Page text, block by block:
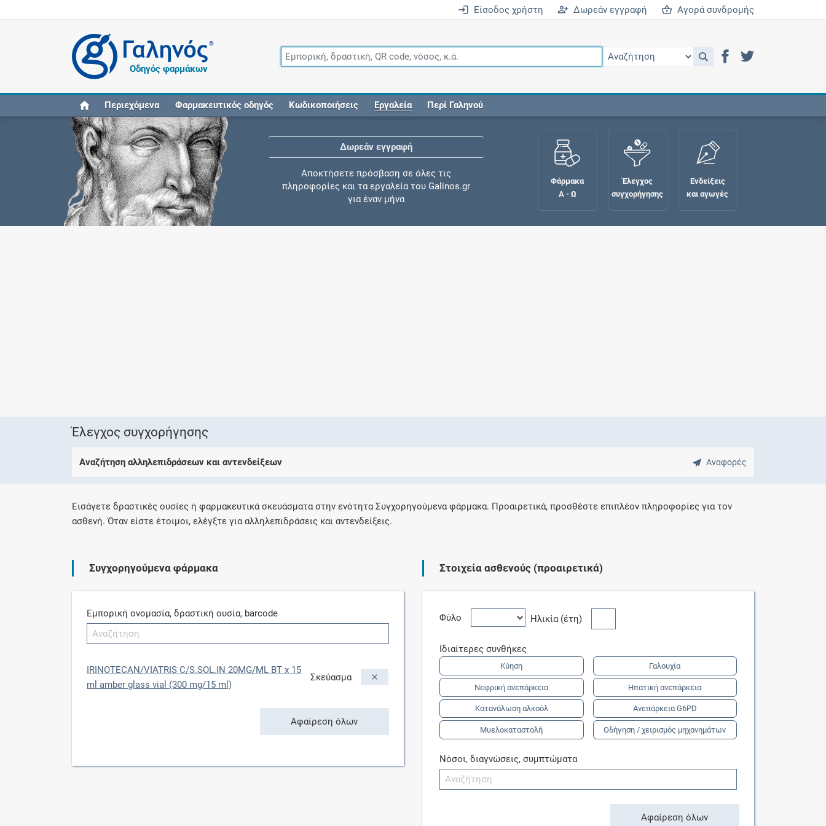
Είσοδος χρήστη Δωρεάν εγγραφή Αγορά συνδρομής
®
Οδηγός φαρμάκων
Περιεχόμενα Φαρμακευτικός οδηγός Κωδικοποιήσεις Εργαλεία Περί Γαληνού
Δωρεάν εγγραφή
Αποκτήσετε πρόσβαση σε όλες τις
πληροφορίες και τα εργαλεία του Galinos.gr
για έναν μήνα
Ενημερωθείτε για την ασφάλεια χορήγησης
ενός φαρμάκου κατά τη διάρκεια της
Συνδρομές
Μάθετε περισσότερα για τα οφέλη και τις
προγραμμάτων
Ενδείξεις και αγωγές
Βρείτε θεραπευτικές ενδείξεις και αγωγές για
Φάρμακα
Α - Ω
Έλεγχος
συγχορήγησης
Ενδείξεις
και αγωγές
Έλεγχος συγχορήγησης
Αναφορές
Αναζήτηση αλληλεπιδράσεων και αντενδείξεων
Εισάγετε δραστικές ουσίες ή φαρμακευτικά σκευάσματα στην ενότητα Συγχορηγούμενα φάρμακα. Προαιρετικά, προσθέστε επιπλέον πληροφορίες για τον
ασθενή. Όταν είστε έτοιμοι, ελέγξτε για αλληλεπιδράσεις και αντενδείξεις.
Συγχορηγούμενα φάρμακα
Εμπορική ονομασία, δραστική ουσία, barcode
IRINOTECAN/VIATRIS C/S.SOL.IN 20MG/ML BT x 15
ml amber glass vial (300 mg/15 ml)
Σκεύασμα
Αφαίρεση όλων
Στοιχεία ασθενούς (προαιρετικά)
Φύλο Ηλικία (έτη)
Ιδιαίτερες συνθήκες
Κύηση
Νεφρική ανεπάρκεια
Κατανάλωση αλκοόλ
Μυελοκαταστολή
Γαλουχία
Ηπατική ανεπάρκεια
Ανεπάρκεια G6PD
Οδήγηση / χειρισμός μηχανημάτων
Νόσοι, διαγνώσεις, συμπτώματα
Αφαίρεση όλων